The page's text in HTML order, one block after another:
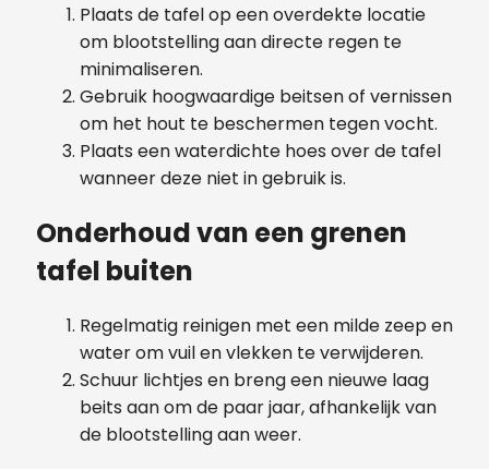
Plaats de tafel op een overdekte locatie
om blootstelling aan directe regen te
minimaliseren.
Gebruik hoogwaardige beitsen of vernissen
om het hout te beschermen tegen vocht.
Plaats een waterdichte hoes over de tafel
wanneer deze niet in gebruik is.
Onderhoud van een grenen
tafel buiten
Regelmatig reinigen met een milde zeep en
water om vuil en vlekken te verwijderen.
Schuur lichtjes en breng een nieuwe laag
beits aan om de paar jaar, afhankelijk van
de blootstelling aan weer.